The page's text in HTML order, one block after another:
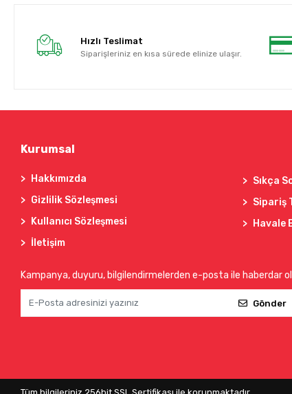
Hızlı Teslimat
Siparişleriniz en kısa sürede elinize ulaşır.
Kurumsal
Hakkımızda
Gizlilik Sözleşmesi
Kullanıcı Sözleşmesi
İletişim
Sıkça
Sipariş
Havale
Kampanya, duyuru, bilgilendirmelerden e-posta ile haberdar
Gönder